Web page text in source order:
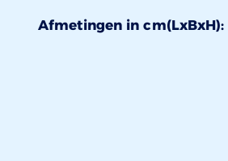
Afmetingen in cm(LxBxH):